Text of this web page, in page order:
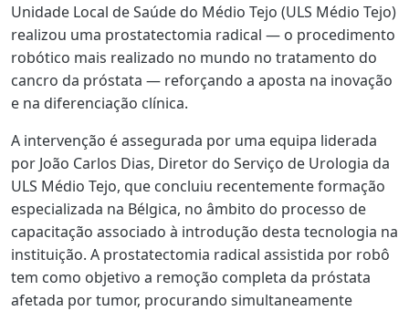
Unidade Local de Saúde do Médio Tejo (ULS Médio Tejo)
realizou uma prostatectomia radical — o procedimento
robótico mais realizado no mundo no tratamento do
cancro da próstata — reforçando a aposta na inovação
e na diferenciação clínica.
A intervenção é assegurada por uma equipa liderada
por João Carlos Dias, Diretor do Serviço de Urologia da
ULS Médio Tejo, que concluiu recentemente formação
especializada na Bélgica, no âmbito do processo de
capacitação associado à introdução desta tecnologia na
instituição. A prostatectomia radical assistida por robô
tem como objetivo a remoção completa da próstata
afetada por tumor, procurando simultaneamente